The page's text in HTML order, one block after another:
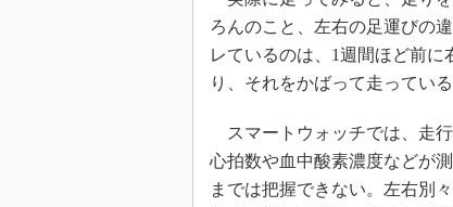
ろんのこと、左右の足運びの
レているのは、1週間ほど前
り、それをかばって走っている
スマートウォッチでは、走行
心拍数や血中酸素濃度などが
までは把握できない。左右別